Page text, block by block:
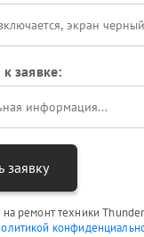
заявке:
заявку
на ремонт техники